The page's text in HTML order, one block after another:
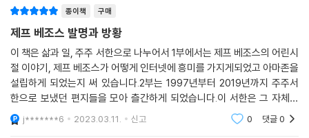
인 시장주도자의 시각에서 투자 결정을 내릴 것입니다.
우리는 우리의 프로그램과 투자의 효과를 꾸준히 측정 및 분석해 허용 기
준에 못 미치는 수익을 내는 프로그램들은 폐기하고, 가장 좋은 효과를 내
는 프로그램들에 대한 투자는 강화할 것입니다. 우리는 우리의 성공과 실
패로부터 계속 배워나갈 것입니다.
시장주도자로서 우위를 얻을 가능성이 충분할 때는 소심한 투자가 아닌 대
담한 투자를 결정할 것입니다. 성공하는 투자도 있고 그렇지 못한 투자도
있을 테지만, 어떤 경우에서든 우리는 또 다른 귀중한 교훈을 얻을 것입니
대한 열정이 우리 시대의 가장 성공적이고 영향력 있는 혁신가로 만든 배
경이라고 분석했다. 그리고 그는 자신이 분석한 베조스의 성공 원칙을 5가
지로 정리한다.
① 장기적 관점으로 집중한다
“우리는 단기적인 이윤이나 월스트리트의 반응에 좌우되지 않고 항상 장
기적인 시장 주도자의 시각에서 투자 결정을 내릴 것입니다.”
② 집요하고 열정적으로 고객에 초점을 맞춘다
종이책 구매
제프 베조스 발명과 방황
이 책은 삶과 일, 주주 서한으로 나누어서 1부에서는 제프 베조스의 어린시
절 이야기, 제프 베조스가 어떻게 인터넷에 흥미를 가지게되었고 아마존을
설립하게 되었는지 써 있습니다.2부는 1997년부터 2019년까지 주주서
한으로 보냈던 편지들을 모아 츨간하게 되었습니다.이 서한은 그 자체로
기업과 개인에게 혁신의 통찰을 주었시 때문레 책이나 강의에서 임용되고
강의자료로도 사용되
j*******6 2023.03.11. 신고 0 댓글0